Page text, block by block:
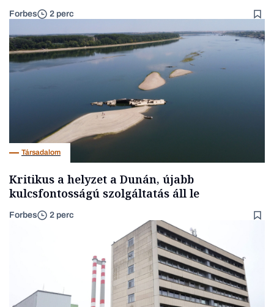
Forbes 2 perc
Társadalom
Kritikus a helyzet a Dunán, újabb
kulcsfontosságú szolgáltatás áll le
Forbes 2 perc